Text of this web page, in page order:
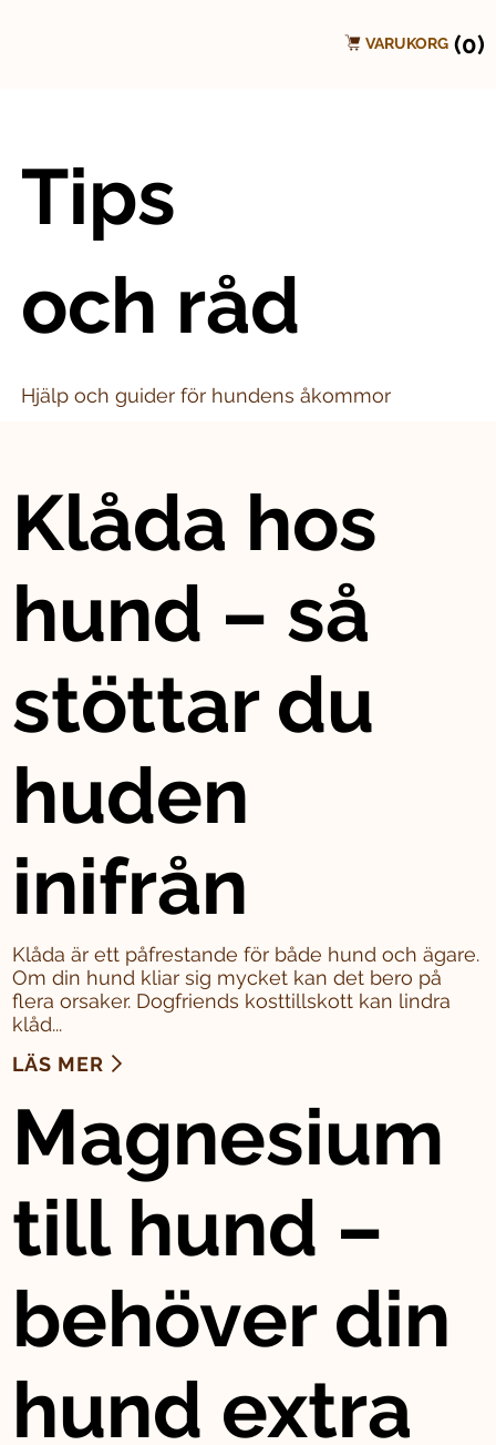
VARUKORG (0)
Tips
och råd
Hjälp och guider för hundens åkommor
Klåda hos
hund – så
stöttar du
huden
inifrån
Klåda är ett påfrestande för både hund och ägare.
Om din hund kliar sig mycket kan det bero på
flera orsaker. Dogfriends kosttillskott kan lindra
klåd...
LÄS MER
Magnesium
till hund –
behöver din
hund extra